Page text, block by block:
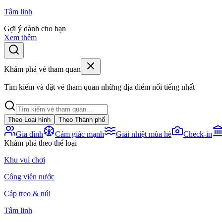
Tâm linh
Gợi ý dành cho bạn
Xem thêm
Khám phá vé tham quan
Tìm kiếm và đặt vé tham quan những địa điểm nổi tiếng nhất
Theo Loại hình Theo Thành phố
Gia đình Cảm giác mạnh Giải nhiệt mùa hè Check-in
Khám phá theo thể loại
Khu vui chơi
Công viên nước
Cáp treo & núi
Tâm linh